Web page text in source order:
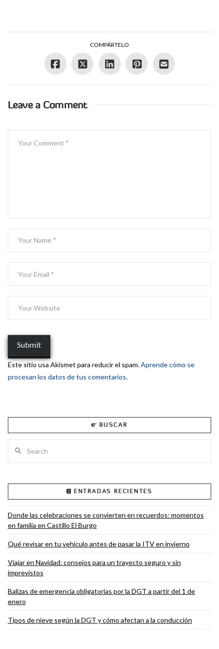
COMPÁRTELO
Leave a Comment
Este sitio usa Akismet para reducir el spam.Aprende cómo se
procesan los datos de tus comentarios.
BUSCAR
ENTRADAS RECIENTES
Donde las celebraciones se convierten en recuerdos: momentos
en familia en Castillo El Burgo
Qué revisar en tu vehículo antes de pasar la ITV en invierno
Viajar en Navidad: consejos para un trayecto seguro y sin
imprevistos
Balizas de emergencia obligatorias por la DGT a partir del 1 de
enero
Tipos de nieve según la DGT y cómo afectan a la conducción